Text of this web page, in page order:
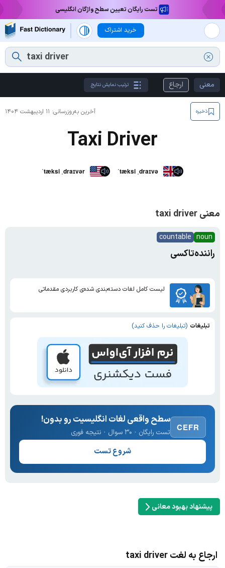
تست رایگان تعیین سطح واژگان انگلیسی
خرید اشتراک
معنی ارجاع ترتیب نمایش نتایج
آخرین به‌روزرسانی: ۱۱ اردیبهشت ۱۴۰۴ ذخیره
Taxi Driver
ˈtæksi ˌdraɪvər ˈtæksi ˌdraɪvə
معنی taxi driver
noun
countable
راننده‌تاکسی
لیست کامل لغات دسته‌بندی شده‌ی کاربردی مقدماتی
تبلیغات (تبلیغات را حذف کنید)
CEFR
سطح واقعی لغات انگلیسیت رو بدون!
تست رایگان · ۳۰ سوال · نتیجه فوری
شروع تست
پیشنهاد بهبود معانی
ارجاع به لغت taxi driver